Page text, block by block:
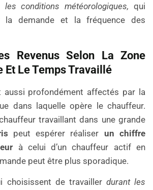
conditions météorologiques, qui
la demande et la fréquence des
Revenus Selon La Zone
Et Le Temps Travaillé
aussi profondément affectés par la
dans laquelle opère le chauffeur.
travaillant dans une grande
peut espérer réaliser un chiffre
à celui d’un chauffeur actif en
peut être plus sporadique.
choisissent de travailler durant les